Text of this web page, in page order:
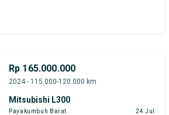
Rp 165.000.000
2024 - 115.000-120.000 km
Mitsubishi L300
Payakumbuh Barat 24 Jul